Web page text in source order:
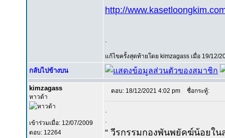
http://
แก้ไขครั้งสุดท้ายโดย kimzagass เมื่อ 19/12/
กลับไปข้างบน
kimzagass
หาวด้า
เข้าร่วมเมื่อ: 12/07/2009
ตอบ: 12264
ตอบ: 18/12/2021 4:02 pm ชื่อกระทู้:
“ วีรกรรมกองพันพยัคฆ์น้อยใน